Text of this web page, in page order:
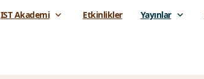
IST Akademi Etkinlikler Yayınlar